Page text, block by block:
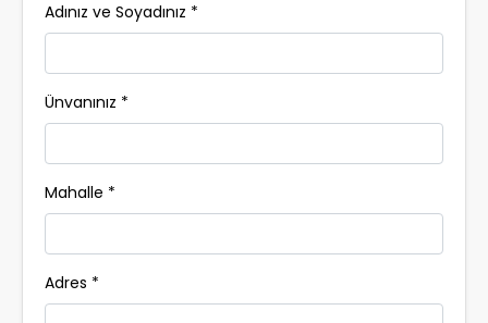
Adınız ve Soyadınız *
Ünvanınız *
Mahalle *
Adres *